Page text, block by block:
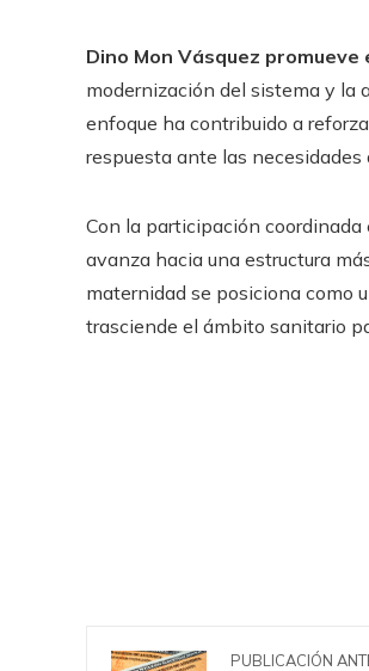
Dino Mon Vásquez
modernización del sistema y la
enfoque ha contribuido a
respuesta ante las necesidades
Con la participación
avanza hacia una estructura
maternidad se posiciona como
trasciende el ámbito sanitario
PUBLICACIÓN